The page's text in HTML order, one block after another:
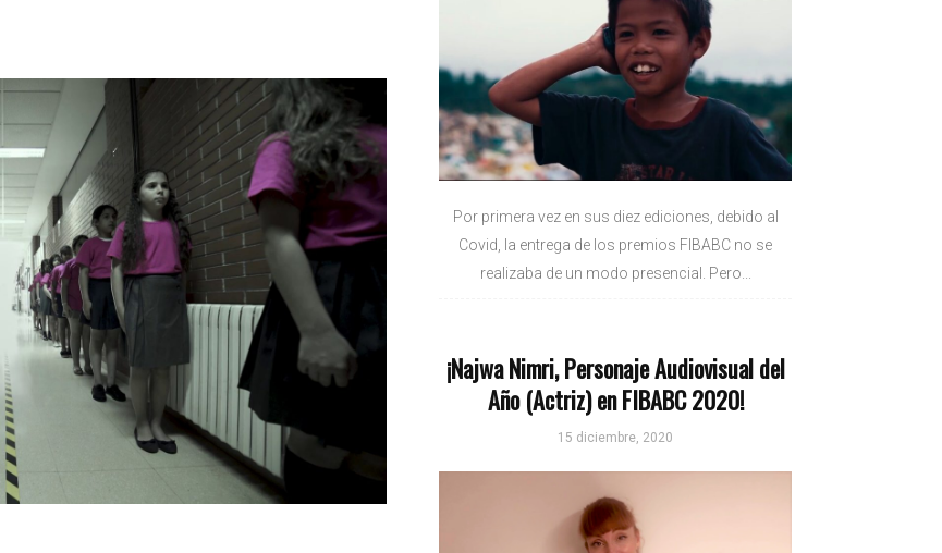
Por primera vez en sus diez ediciones, debido al
Covid, la entrega de los premios FIBABC no se
realizaba de un modo presencial. Pero...
¡Najwa Nimri, Personaje Audiovisual del
Año (Actriz) en FIBABC 2020!
15 diciembre, 2020